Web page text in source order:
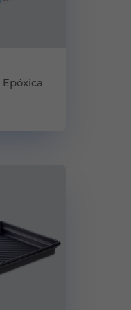
Epóxica